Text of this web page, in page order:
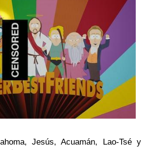
Jesús, Acuamán, Lao-Tsé y